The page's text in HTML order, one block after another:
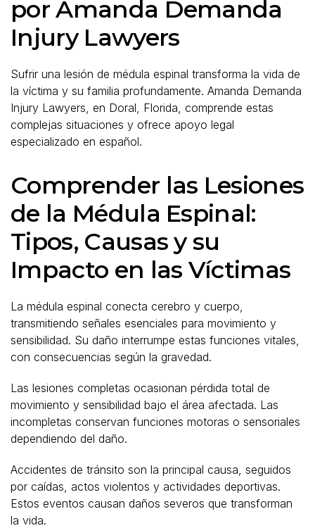
por Amanda Demanda
Injury Lawyers
Sufrir una lesión de médula espinal transforma la vida de
la víctima y su familia profundamente. Amanda Demanda
Injury Lawyers, en Doral, Florida, comprende estas
complejas situaciones y ofrece apoyo legal
especializado en español.
Comprender las Lesiones
de la Médula Espinal:
Tipos, Causas y su
Impacto en las Víctimas
La médula espinal conecta cerebro y cuerpo,
transmitiendo señales esenciales para movimiento y
sensibilidad. Su daño interrumpe estas funciones vitales,
con consecuencias según la gravedad.
Las lesiones completas ocasionan pérdida total de
movimiento y sensibilidad bajo el área afectada. Las
incompletas conservan funciones motoras o sensoriales
dependiendo del daño.
Accidentes de tránsito son la principal causa, seguidos
por caídas, actos violentos y actividades deportivas.
Estos eventos causan daños severos que transforman
la vida.